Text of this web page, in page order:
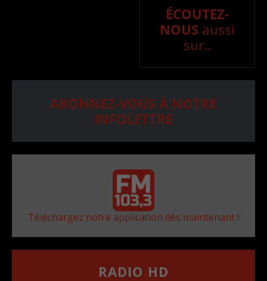
ÉCOUTEZ-
NOUS aussi
sur..
ABONNEZ-VOUS À NOTRE
INFOLETTRE
Téléchargez notre application dès maintenant !
RADIO HD